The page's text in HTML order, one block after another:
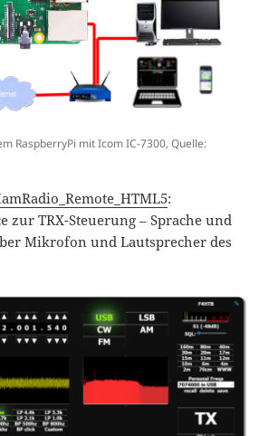
RaspberryPi mit Icom IC-7300, Quelle:
:
zur TRX-Steuerung – Sprache und
Mikrofon und Lautsprecher des